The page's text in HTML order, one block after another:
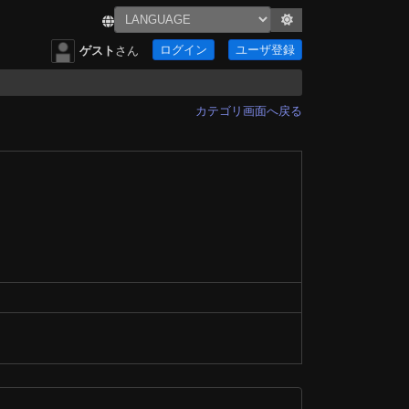
ゲスト さん ログイン ユーザ登録
カテゴリ画面へ戻る